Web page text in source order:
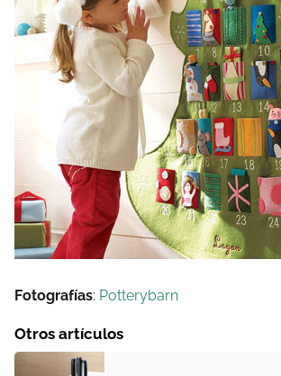
Fotografías: Potterybarn
Otros artículos